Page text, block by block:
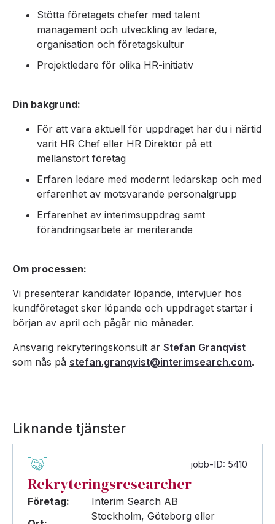
Stötta företagets chefer med talent
management och utveckling av ledare,
organisation och företagskultur
Projektledare för olika HR-initiativ
Din bakgrund:
För att vara aktuell för uppdraget har du i närtid
varit HR Chef eller HR Direktör på ett
mellanstort företag
Erfaren ledare med modernt ledarskap och med
erfarenhet av motsvarande personalgrupp
Erfarenhet av interimsuppdrag samt
förändringsarbete är meriterande
Om processen:
Vi presenterar kandidater löpande, intervjuer hos
kundföretaget sker löpande och uppdraget startar i
början av april och pågår nio månader.
Ansvarig rekryteringskonsult är Stefan Granqvist
som nås på stefan.granqvist@interimsearch.com.
Liknande tjänster
jobb-ID: 5410
Rekryteringsresearcher
Företag:
Interim Search AB
Stockholm, Göteborg eller